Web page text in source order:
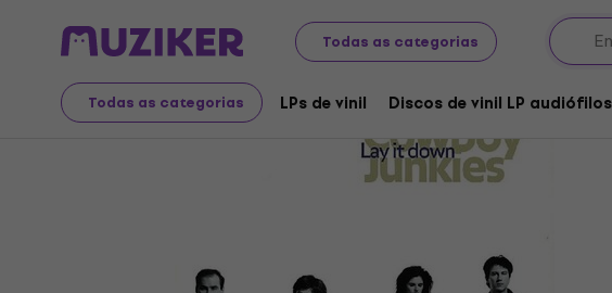
Todas as categorias
Todas as categorias LPs de vinil Discos de vinil LP audiófilos
Discos LP e CDs LPs de vinil